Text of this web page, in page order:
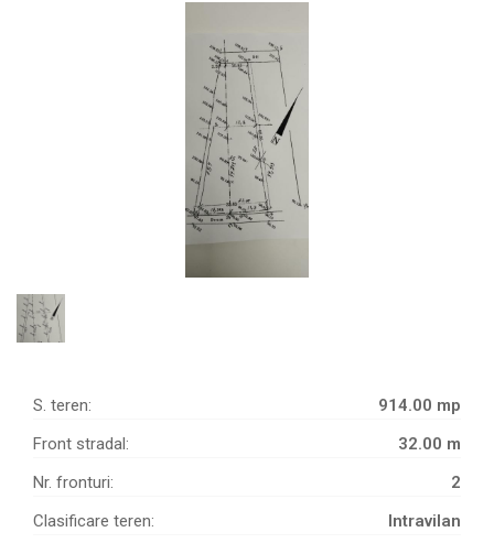
S. teren:
914.00 mp
Front stradal:
32.00 m
Nr. fronturi:
2
Clasificare teren:
Intravilan